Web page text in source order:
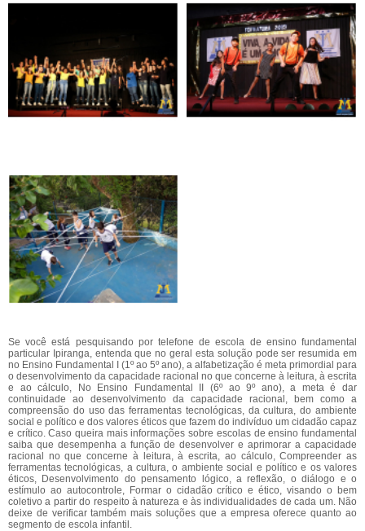
Se você está pesquisando por telefone de escola de ensino fundamental
particular Ipiranga, entenda que no geral esta solução pode ser resumida em
no Ensino Fundamental I (1º ao 5º ano), a alfabetização é meta primordial para
o desenvolvimento da capacidade racional no que concerne à leitura, à escrita
e ao cálculo, No Ensino Fundamental II (6º ao 9º ano), a meta é dar
continuidade ao desenvolvimento da capacidade racional, bem como a
compreensão do uso das ferramentas tecnológicas, da cultura, do ambiente
social e político e dos valores éticos que fazem do indivíduo um cidadão capaz
e crítico. Caso queira mais informações sobre escolas de ensino fundamental
saiba que desempenha a função de desenvolver e aprimorar a capacidade
racional no que concerne à leitura, à escrita, ao cálculo, Compreender as
ferramentas tecnológicas, a cultura, o ambiente social e político e os valores
éticos, Desenvolvimento do pensamento lógico, a reflexão, o diálogo e o
estímulo ao autocontrole, Formar o cidadão crítico e ético, visando o bem
coletivo a partir do respeito à natureza e às individualidades de cada um. Não
deixe de verificar também mais soluções que a empresa oferece quanto ao
segmento de escola infantil.